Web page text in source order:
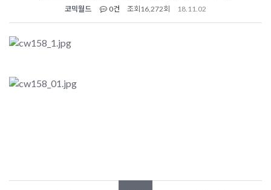
코믹월드 0건 조회 16,272회 18.11.02